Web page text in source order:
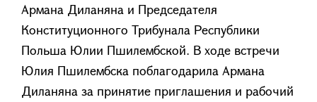
Армана Диланяна и Председателя
Конституционного Трибунала Республики
Польша Юлии Пшилембской. В ходе встречи
Юлия Пшилембска поблагодарила Армана
Диланяна за принятие приглашения и рабочий